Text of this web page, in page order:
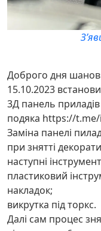
Доброго дня
15.10.2023
3Д панель
подяка https://
Заміна панелі
при знятті
наступні
пластиковий
накладок;
викрутка під торкс.
Далі сам процес